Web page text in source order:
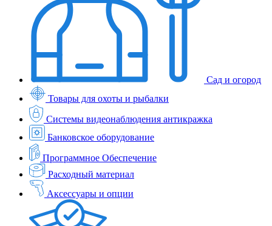
Сад и огород
Товары для охоты и рыбалки
Системы видеонаблюдения антикражка
Банковское оборудование
Программное Обеспечение
Расходный материал
Аксессуары и опции